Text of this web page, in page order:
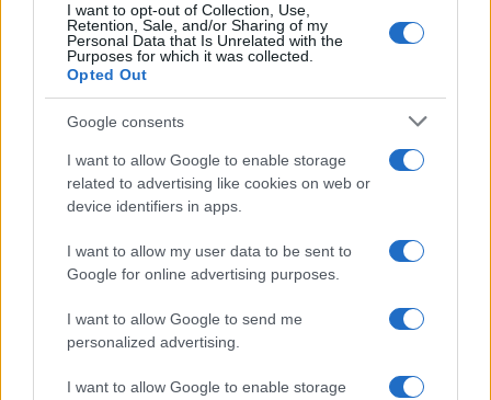
I want to opt-out of Collection, Use,
Retention, Sale, and/or Sharing of my
Personal Data that Is Unrelated with the
Purposes for which it was collected.
Opted Out
Google consents
I want to allow Google to enable storage
related to advertising like cookies on web or
device identifiers in apps.
I want to allow my user data to be sent to
Google for online advertising purposes.
I want to allow Google to send me
personalized advertising.
I want to allow Google to enable storage
TEEN NEWS
Sterling Point – L’isola dei segreti: trama, cast e
perché guardarla